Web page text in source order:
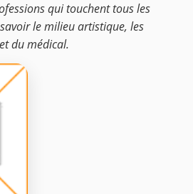
qui touchent tous les
le milieu artistique, les
du médical.